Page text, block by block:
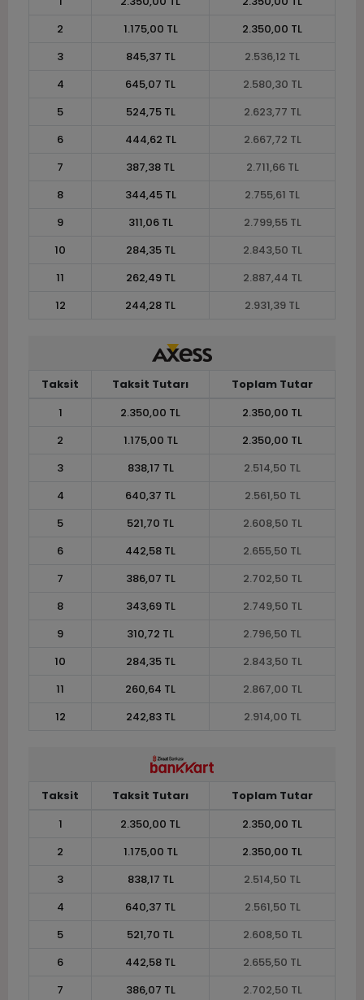
2
1.175,00 TL
2.350,00 TL
3
845,37 TL
2.536,12 TL
4
645,07 TL
2.580,30 TL
5
524,75 TL
2.623,77 TL
6
444,62 TL
2.667,72 TL
7
387,38 TL
2.711,66 TL
8
344,45 TL
2.755,61 TL
9
311,06 TL
2.799,55 TL
10
284,35 TL
2.843,50 TL
11
262,49 TL
2.887,44 TL
12
244,28 TL 2.931,39 TL
Taksit Taksit Tutarı
Toplam Tutar
1
2.350,00 TL
2.350,00 TL
2
1.175,00 TL
2.350,00 TL
3
838,17 TL
2.514,50 TL
4
640,37 TL
2.561,50 TL
5
521,70 TL
2.608,50 TL
6
442,58 TL
2.655,50 TL
7
386,07 TL
2.702,50 TL
8
343,69 TL
2.749,50 TL
9
310,72 TL
2.796,50 TL
10
284,35 TL
2.843,50 TL
11
260,64 TL
2.867,00 TL
12
242,83 TL 2.914,00 TL
Taksit Taksit Tutarı
Toplam Tutar
1
2.350,00 TL
2.350,00 TL
2
1.175,00 TL
2.350,00 TL
3
838,17 TL
2.514,50 TL
4
640,37 TL
2.561,50 TL
5
521,70 TL
2.608,50 TL
6
442,58 TL
2.655,50 TL
7
386,07 TL
2.702,50 TL